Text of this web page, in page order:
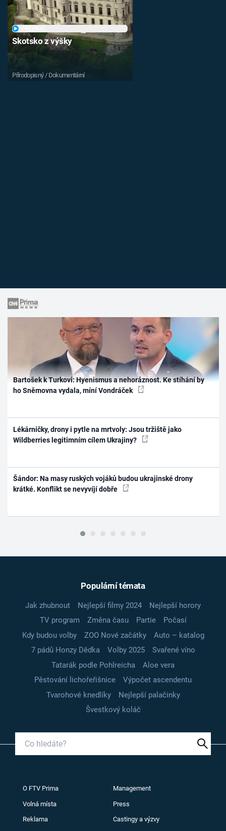
Skotsko z výšky
Přírodopisný / Dokumentární
Bartošek k Turkovi: Hyenismus a nehoráznost. Ke stíhání by
ho Sněmovna vydala, míní Vondráček
Lékárničky, drony i pytle na mrtvoly: Jsou tržiště jako
Wildberries legitimním cílem Ukrajiny?
Šándor: Na masy ruských vojáků budou ukrajinské drony
krátké. Konflikt se nevyvíjí dobře
Populární témata
Jak zhubnout Nejlepší filmy 2024
Nejlepší horory
TV program
Změna času Partie
Počasí
Kdy budou volby
ZOO Nové začátky
Auto – katalog
7 pádů Honzy Dědka
Volby 2025
Svařené víno
Tatarák podle Pohlreicha
Aloe vera
Pěstování lichořeřišnice
Výpočet ascendentu
Tvarohové knedlíky
Nejlepší palačinky
Švestkový koláč
O FTV Prima Management
Volná místa Press
Reklama Castingy a výzvy